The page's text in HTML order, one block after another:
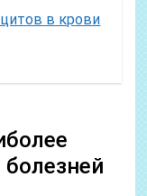
в крови